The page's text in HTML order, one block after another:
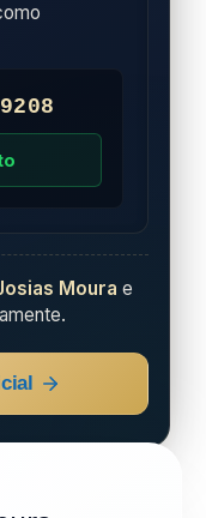
Moura e